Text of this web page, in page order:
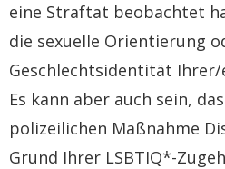
eine Straftat beobachtet
die sexuelle Orientierung
Geschlechtsidentität
Es kann aber auch sein,
polizeilichen Maßnahme
Grund Ihrer LSBTIQ*-